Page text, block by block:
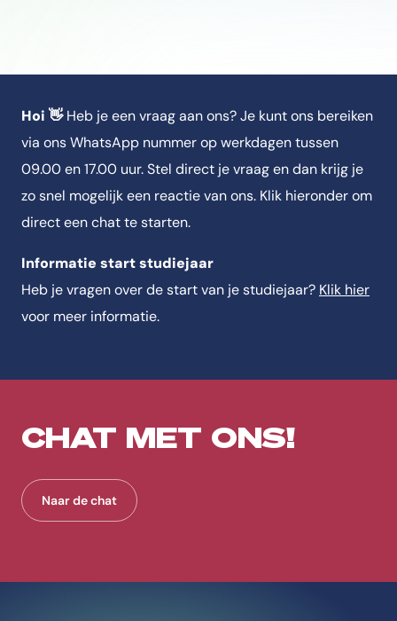
Hoi 👋Heb je een vraag aan ons? Je kunt ons bereiken
via ons WhatsApp nummer op werkdagen tussen
09.00 en 17.00 uur. Stel direct je vraag en dan krijg je
zo snel mogelijk een reactie van ons. Klik hieronder om
direct een chat te starten.
Informatie start studiejaar
Heb je vragen over de start van je studiejaar? Klik hier
voor meer informatie.
CHAT MET ONS!
Naar de chat